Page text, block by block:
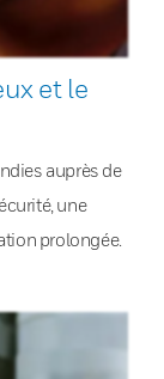
et le
auprès de
une
prolongée.